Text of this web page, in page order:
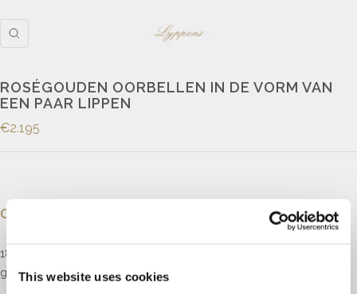
This website uses cookies
ROSÉGOUDEN OORBELLEN IN DE VORM VAN
EEN PAAR LIPPEN
€2.195
Omschrijving
18kt roségouden oorknoppen in de vorm van een paar lippen pavé
gezet met robijn.